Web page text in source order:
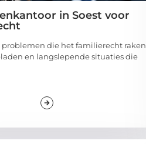
in Soest voor
problemen die het familierecht
en langslepende situaties die